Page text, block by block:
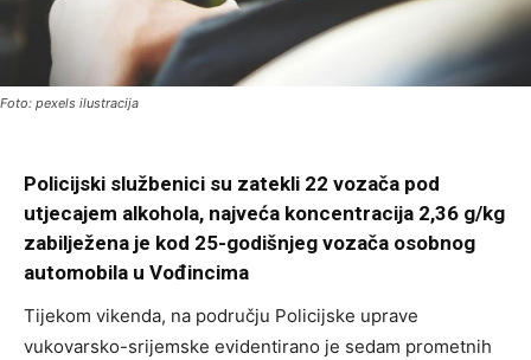
Foto: pexels ilustracija
Policijski službenici su zatekli 22 vozača pod
utjecajem alkohola, najveća koncentracija 2,36 g/kg
zabilježena je kod 25-godišnjeg vozača osobnog
automobila u Vođincima
Tijekom vikenda, na području Policijske uprave
vukovarsko-srijemske evidentirano je sedam prometnih